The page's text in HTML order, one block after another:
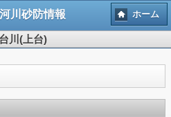
川砂防情報 ホーム
台川(上台)